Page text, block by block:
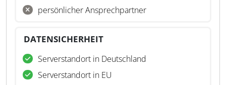
persönlicher Ansprechpartner
DATENSICHERHEIT
Serverstandort in Deutschland
Serverstandort in EU